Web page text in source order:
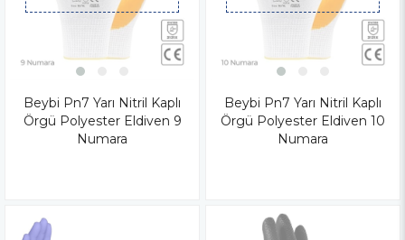
Beybi Pn7 Yarı Nitril Kaplı
Örgü Polyester Eldiven 9
Numara
Beybi Pn7 Yarı Nitril Kaplı
Örgü Polyester Eldiven 10
Numara